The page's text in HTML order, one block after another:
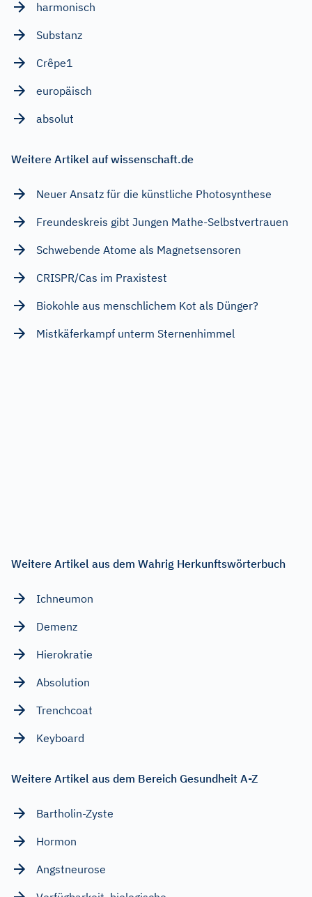
harmonisch
Substanz
Crêpe1
europäisch
absolut
Weitere Artikel auf wissenschaft.de
Neuer Ansatz für die künstliche Photosynthese
Freundeskreis gibt Jungen Mathe-Selbstvertrauen
Schwebende Atome als Magnetsensoren
CRISPR/Cas im Praxistest
Biokohle aus menschlichem Kot als Dünger?
Mistkäferkampf unterm Sternenhimmel
Weitere Artikel aus dem Wahrig Herkunftswörterbuch
Ichneumon
Demenz
Hierokratie
Absolution
Trenchcoat
Keyboard
Weitere Artikel aus dem Bereich Gesundheit A-Z
Bartholin-Zyste
Hormon
Angstneurose